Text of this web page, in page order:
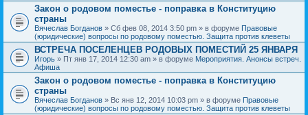
Закон о родовом поместье - поправка в Конституцию
страны
Вячеслав Богданов » Сб фев 08, 2014 3:50 pm » в форуме Правовые
(юридические) вопросы по родовому поместью. Защита против клеветы
ВСТРЕЧА ПОСЕЛЕНЦЕВ РОДОВЫХ ПОМЕСТИЙ 25 ЯНВАРЯ
Игорь » Пт янв 17, 2014 12:30 am » в форуме Мероприятия. Анонсы встреч.
Афиша
Закон о родовом поместье - поправка в Конституцию
страны
Вячеслав Богданов » Вс янв 12, 2014 10:03 pm » в форуме Правовые
(юридические) вопросы по родовому поместью. Защита против клеветы